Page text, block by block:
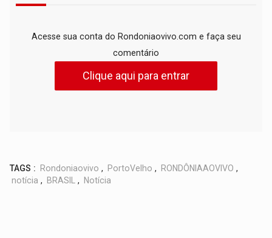
Acesse sua conta do Rondoniaovivo.com e faça seu
comentário
Clique aqui para entrar
TAGS : Rondoniaovivo , PortoVelho , RONDÔNIAAOVIVO ,
notícia , BRASIL , Notícia